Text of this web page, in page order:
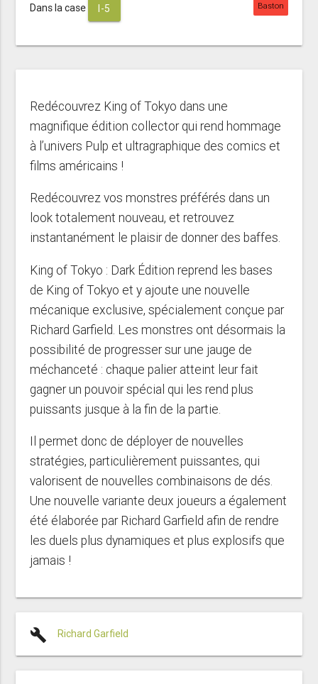
Dans la case I-5 Baston
Redécouvrez King of Tokyo dans une
magnifique édition collector qui rend hommage
à l’univers Pulp et ultragraphique des comics et
films américains !
Redécouvrez vos monstres préférés dans un
look totalement nouveau, et retrouvez
instantanément le plaisir de donner des baffes.
King of Tokyo : Dark Édition reprend les bases
de King of Tokyo et y ajoute une nouvelle
mécanique exclusive, spécialement conçue par
Richard Garfield. Les monstres ont désormais la
possibilité de progresser sur une jauge de
méchanceté : chaque palier atteint leur fait
gagner un pouvoir spécial qui les rend plus
puissants jusque à la fin de la partie.
Il permet donc de déployer de nouvelles
stratégies, particulièrement puissantes, qui
valorisent de nouvelles combinaisons de dés.
Une nouvelle variante deux joueurs a également
été élaborée par Richard Garfield afin de rendre
les duels plus dynamiques et plus explosifs que
jamais !
build Richard Garfield